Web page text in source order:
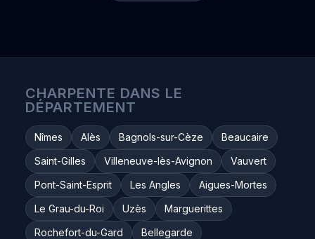
CHARPENTE DANS LE
DÉPARTEMENT
Nîmes Alès Bagnols-sur-Cèze
Beaucaire
Saint-Gilles
Villeneuve-lès-Avignon
Vauvert
Pont-Saint-Esprit
Les Angles
Aigues-Mortes
Le Grau-du-Roi
Uzès
Marguerittes
Rochefort-du-Gard
Bellegarde